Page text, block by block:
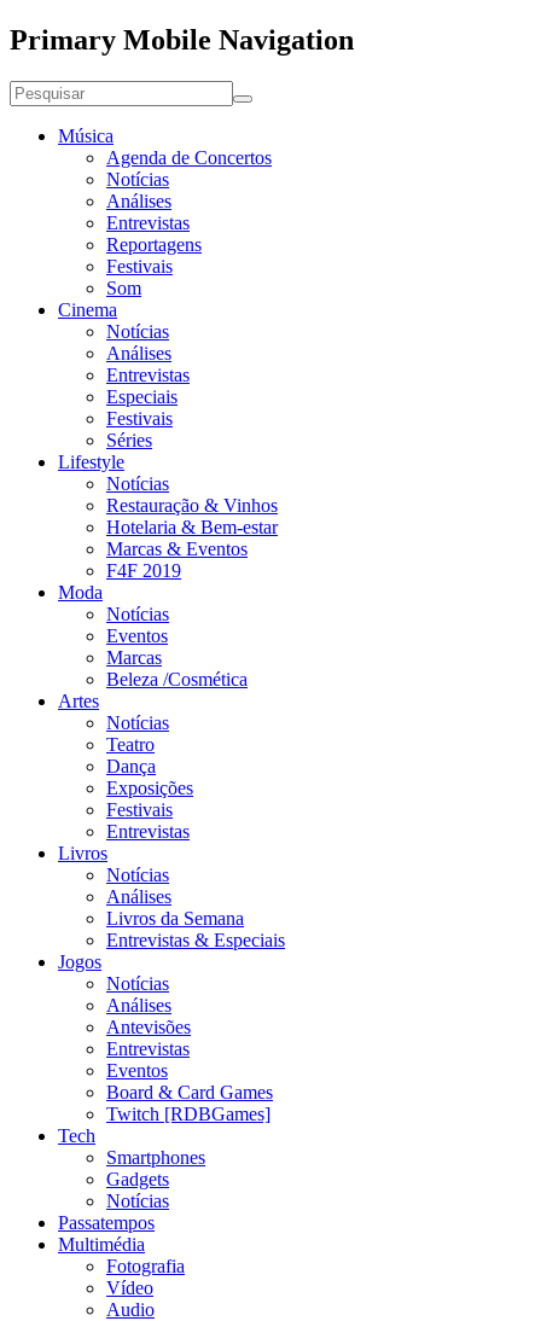
Primary Mobile Navigation
Música
Agenda de Concertos
Notícias
Análises
Entrevistas
Reportagens
Festivais
Som
Cinema
Notícias
Análises
Entrevistas
Especiais
Festivais
Séries
Lifestyle
Notícias
Restauração & Vinhos
Hotelaria & Bem-estar
Marcas & Eventos
F4F 2019
Moda
Notícias
Eventos
Marcas
Beleza /Cosmética
Artes
Notícias
Teatro
Dança
Exposições
Festivais
Entrevistas
Livros
Notícias
Análises
Livros da Semana
Entrevistas & Especiais
Jogos
Notícias
Análises
Antevisões
Entrevistas
Eventos
Board & Card Games
Twitch [RDBGames]
Tech
Smartphones
Gadgets
Notícias
Passatempos
Multimédia
Fotografia
Vídeo
Audio